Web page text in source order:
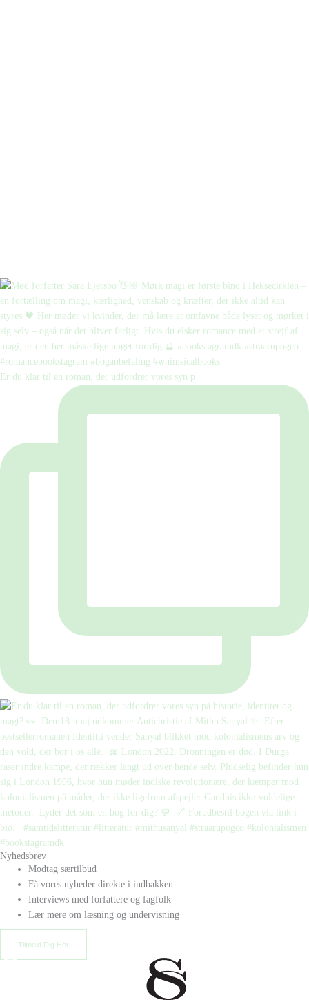
Er du klar til en roman, der udfordrer vores syn p
Nyhedsbrev
Modtag særtilbud
Få vores nyheder direkte i indbakken
Interviews med forfattere og fagfolk
Lær mere om læsning og undervisning
Tilmeld Dig Her